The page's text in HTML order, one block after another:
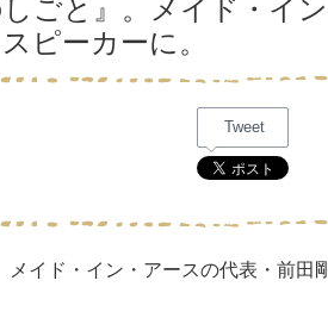
ごと』。メイド・イ
ピーカーに。
Tweet
イド・イン・アースの代表・前田